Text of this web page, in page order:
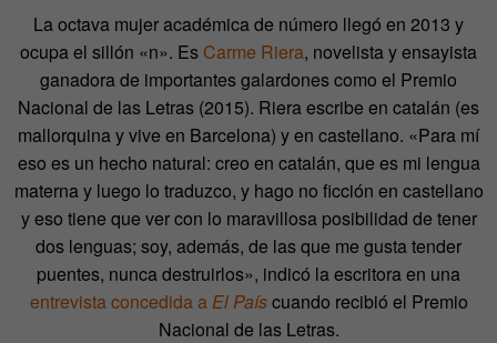
La octava mujer académica de número llegó en 2013 y
ocupa el sillón «n». Es Carme Riera, novelista y ensayista
ganadora de importantes galardones como el Premio
Nacional de las Letras (2015). Riera escribe en catalán (es
mallorquina y vive en Barcelona) y en castellano. «Para mí
eso es un hecho natural: creo en catalán, que es mi lengua
materna y luego lo traduzco, y hago no ficción en castellano
y eso tiene que ver con lo maravillosa posibilidad de tener
dos lenguas; soy, además, de las que me gusta tender
puentes, nunca destruirlos», indicó la escritora en una
entrevista concedida aEl Paíscuando recibió el Premio
Nacional de las Letras.